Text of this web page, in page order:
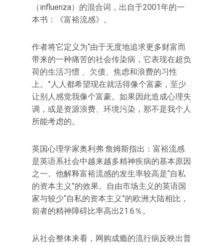
（influenza）的混合词，出自于2001年的一
本书：《富裕流感》。
作者将它定义为“由于无度地追求更多财富而
带来的一种痛苦的社会传染病，它表现在超负
荷的生活习惯 、欠债、焦虑和浪费的习性
上。”人人都希望现在就活得像个富豪，至少
让别人感觉我像个富豪。如果因此造成心理失
调，或是资源浪费、环境污染，那不是我个人
所能考虑的。
英国心理学家奥利弗·詹姆斯指出：富裕流感
是英语系社会中越来越多精神疾病的基本原因
之一。他解释富裕流感的发生率较高是“自私
的资本主义”的效果。自由市场主义的英语国
家与较少“自私的资本主义”的欧洲大陆相比，
前者的精神障碍比率高出21.6％。
从社会整体来看，网购成瘾的流行病反映出普